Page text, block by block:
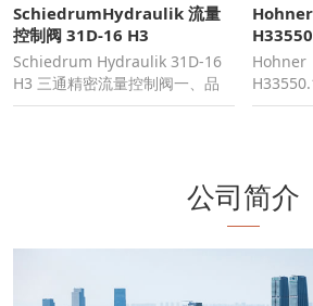
SchiedrumHydraulik 流量
控制阀 31D-16 H3
Schiedrum Hydraulik 31D-16
H3 三通精密流量控制阀一、品
牌基础信息品
Hohner
编码器
公司简介